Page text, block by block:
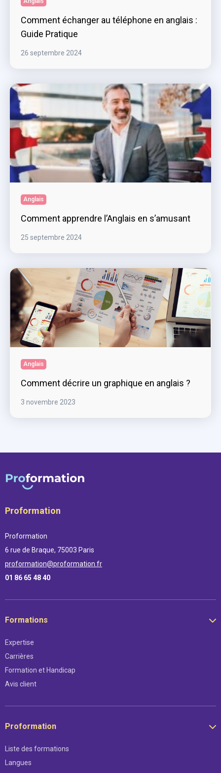
Comment échanger au téléphone en anglais :
Guide Pratique
26 septembre 2024
Anglais
Comment apprendre l’Anglais en s’amusant
25 septembre 2024
Anglais
Comment décrire un graphique en anglais ?
3 novembre 2023
Proformation
Proformation
6 rue de Braque, 75003 Paris
proformation@proformation.fr
01 86 65 48 40
Formations
Expertise
Carrières
Formation et Handicap
Avis client
Proformation
Liste des formations
Langues